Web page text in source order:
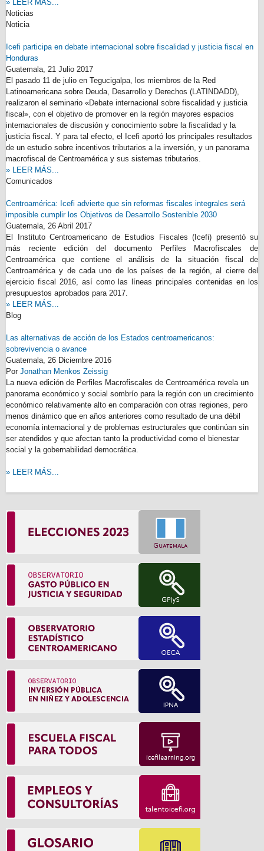
» LEER MÁS...
Noticias
Noticia
Icefi participa en debate internacional sobre fiscalidad y justicia fiscal en
Honduras
Guatemala, 21 Julio 2017
El pasado 11 de julio en Tegucigalpa, los miembros de la Red
Latinoamericana sobre Deuda, Desarrollo y Derechos (LATINDADD),
realizaron el seminario «Debate internacional sobre fiscalidad y justicia
fiscal», con el objetivo de promover en la región mayores espacios
internacionales de discusión y conocimiento sobre la fiscalidad y la
justicia fiscal. Y para tal efecto, el Icefi aportó los principales resultados
de un estudio sobre incentivos tributarios a la inversión, y un panorama
macrofiscal de Centroamérica y sus sistemas tributarios.
» LEER MÁS...
Comunicados
Centroamérica: Icefi advierte que sin reformas fiscales integrales será
imposible cumplir los Objetivos de Desarrollo Sostenible 2030
Guatemala, 26 Abril 2017
El Instituto Centroamericano de Estudios Fiscales (Icefi) presentó su
más reciente edición del documento Perfiles Macrofiscales de
Centroamérica que contiene el análisis de la situación fiscal de
Centroamérica y de cada uno de los países de la región, al cierre del
ejercicio fiscal 2016, así como las líneas principales contenidas en los
presupuestos aprobados para 2017.
» LEER MÁS...
Blog
Las alternativas de acción de los Estados centroamericanos:
sobrevivencia o avance
Guatemala, 26 Diciembre 2016
Por Jonathan Menkos Zeissig
La nueva edición de Perfiles Macrofiscales de Centroamérica revela un
panorama económico y social sombrío para la región con un crecimiento
económico relativamente alto en comparación con otras regiones, pero
menos dinámico que en años anteriores como resultado de una débil
economía internacional y de problemas estructurales que continúan sin
ser atendidos y que afectan tanto la productividad como el bienestar
social y la gobernabilidad democrática.
» LEER MÁS...